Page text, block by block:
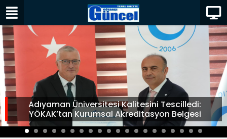
Adıyaman Üniversitesi Kalitesini Tescilledi:
YÖKAK’tan Kurumsal Akreditasyon Belgesi